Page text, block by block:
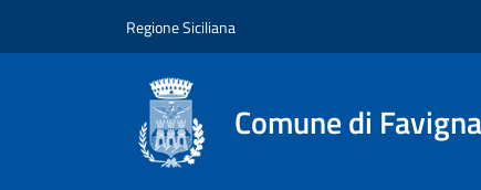
Regione Siciliana
Comune di